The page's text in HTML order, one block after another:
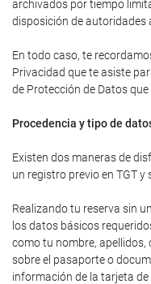
archivados por tiempo
disposición de autoridades
En todo caso, te
Privacidad que te asiste
de Protección de Datos que
Procedencia y tipo de
Existen dos maneras de
un registro previo en TGT y
Realizando tu reserva sin
los datos básicos
como tu nombre,
sobre el pasaporte o
información de la tarjeta